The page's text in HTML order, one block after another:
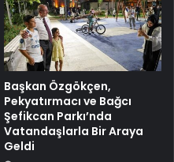
Başkan Özgökçen,
Pekyatırmacı ve Bağcı
Şefikcan Parkı’nda
Vatandaşlarla Bir Araya
Geldi